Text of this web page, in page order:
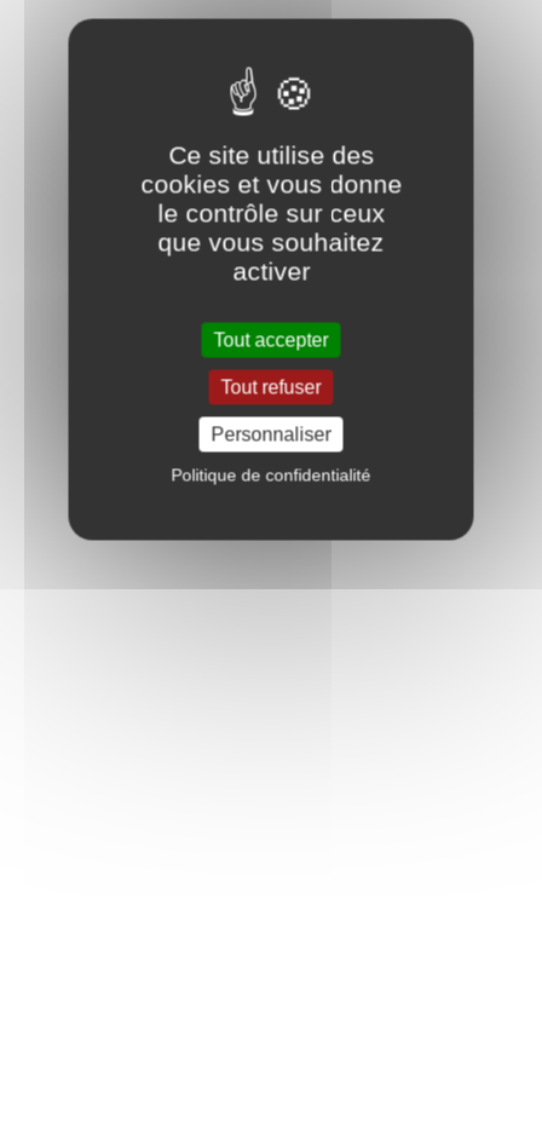
Ce site utilise des
cookies et vous donne
le contrôle sur ceux
que vous souhaitez
activer
Tout accepter
Tout refuser
Personnaliser
Politique de confidentialité